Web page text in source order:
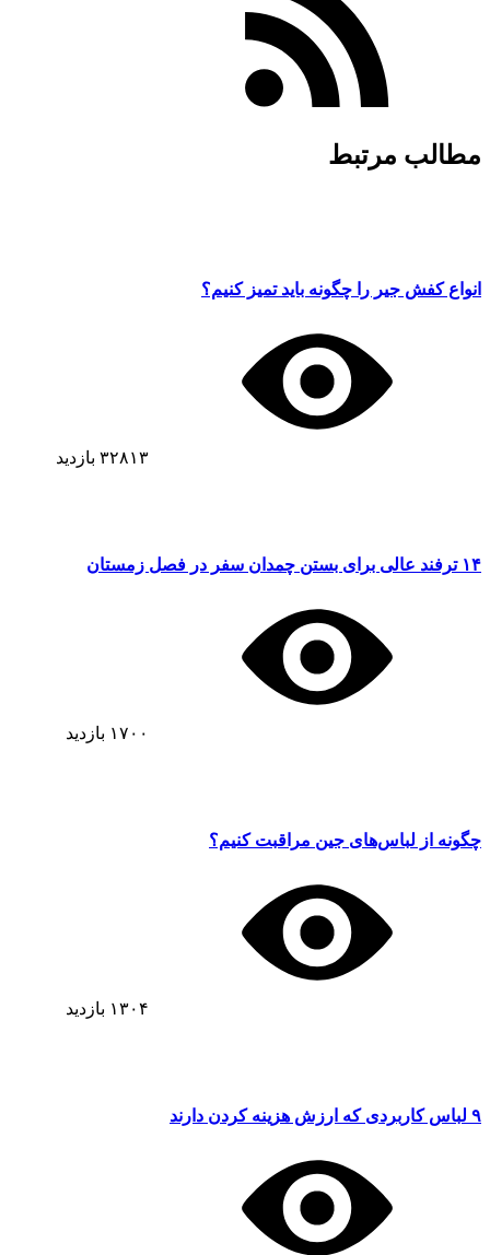
مطالب مرتبط
انواع کفش جیر را چگونه باید تمیز کنیم؟
۳۲۸۱۳ بازدید
۱۴ ترفند عالی برای بستن چمدان سفر در فصل زمستان
۱۷۰۰ بازدید
چگونه از لباس‌های جین مراقبت کنیم؟
۱۳۰۴ بازدید
۹ لباس کاربردی که ارزش هزینه کردن دارند